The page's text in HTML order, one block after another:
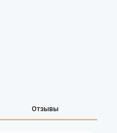
Отзывы